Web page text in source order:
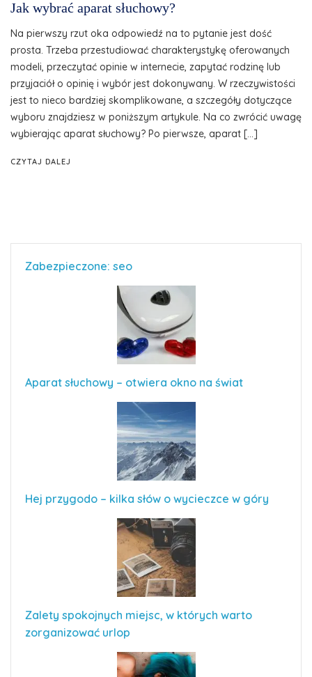
Jak wybrać aparat słuchowy?
Na pierwszy rzut oka odpowiedź na to pytanie jest dość
prosta. Trzeba przestudiować charakterystykę oferowanych
modeli, przeczytać opinie w internecie, zapytać rodzinę lub
przyjaciół o opinię i wybór jest dokonywany. W rzeczywistości
jest to nieco bardziej skomplikowane, a szczegóły dotyczące
wyboru znajdziesz w poniższym artykule. Na co zwrócić uwagę
wybierając aparat słuchowy? Po pierwsze, aparat […]
CZYTAJ DALEJ
Zabezpieczone: seo
Aparat słuchowy – otwiera okno na świat
Hej przygodo – kilka słów o wycieczce w góry
Zalety spokojnych miejsc, w których warto
zorganizować urlop